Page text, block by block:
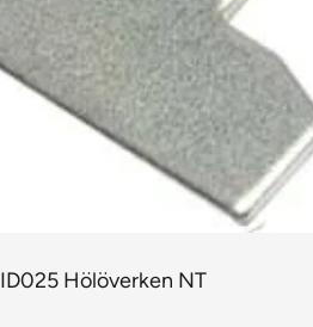
ID025 Hölöverken NT